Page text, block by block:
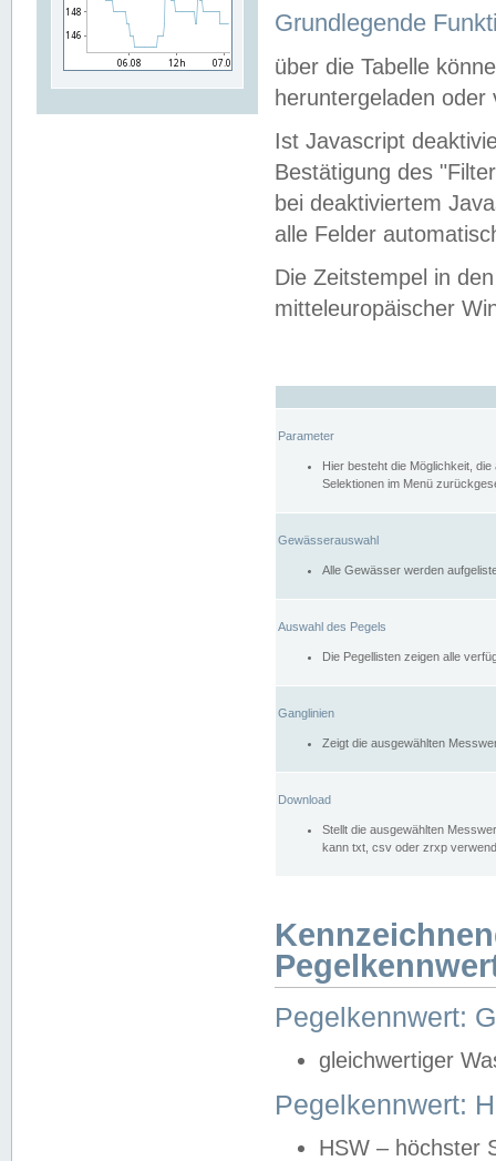
Grundlegende
über die Tabelle
heruntergeladen oder
Ist Javascript
Bestätigung des
bei deaktiviertem
alle Felder
Die Zeitstempel in
mitteleuropäischer
Parameter
Hier besteht die Möglichkeit,
Selektionen im Menü
Gewässerauswahl
Alle Gewässer werden
Auswahl des Pegels
Die Pegellisten zeigen alle
Ganglinien
Zeigt die ausgewählten
Download
Stellt die ausgewählten
kann txt, csv oder zrxp
Pegelkennwert:
gleichwertiger
Pegelkennwert:
HSW – höchster